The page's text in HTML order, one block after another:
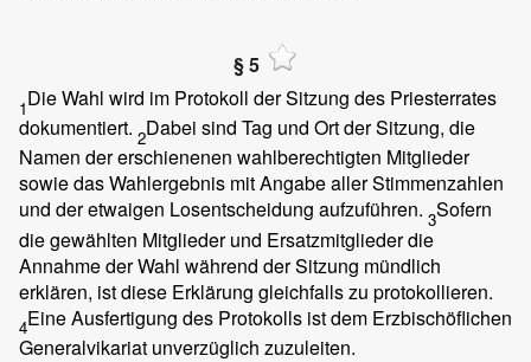
§ 5
1Die Wahl wird im Protokoll der Sitzung des Priesterrates
dokumentiert. 2Dabei sind Tag und Ort der Sitzung, die
Namen der erschienenen wahlberechtigten Mitglieder
sowie das Wahlergebnis mit Angabe aller Stimmenzahlen
und der etwaigen Losentscheidung aufzuführen. 3Sofern
die gewählten Mitglieder und Ersatzmitglieder die
Annahme der Wahl während der Sitzung mündlich
erklären, ist diese Erklärung gleichfalls zu protokollieren.
4Eine Ausfertigung des Protokolls ist dem Erzbischöflichen
Generalvikariat unverzüglich zuzuleiten.